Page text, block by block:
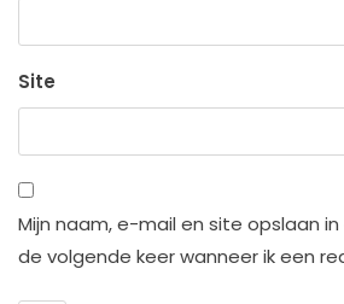
Site
Mijn naam, e-mail en site opslaan
de volgende keer wanneer ik een